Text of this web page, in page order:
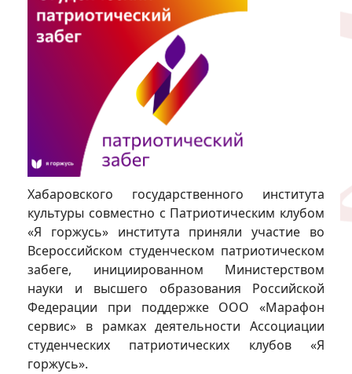
Хабаровского государственного института
культуры совместно с Патриотическим клубом
«Я горжусь» института приняли участие во
Всероссийском студенческом патриотическом
забеге, инициированном Министерством
науки и высшего образования Российской
Федерации при поддержке ООО «Марафон
сервис» в рамках деятельности Ассоциации
студенческих патриотических клубов «Я
горжусь».